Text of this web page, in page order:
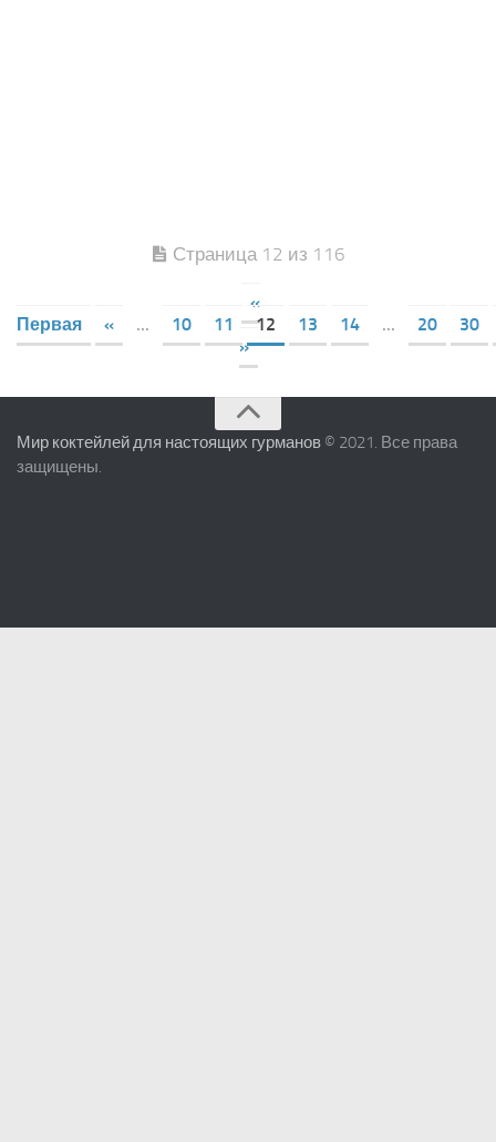
Страница 12 из 116
«
Первая
« ... 10 11 12 13 14 ... 20
30
»
Мир коктейлей для настоящих гурманов © 2021. Все права
защищены.